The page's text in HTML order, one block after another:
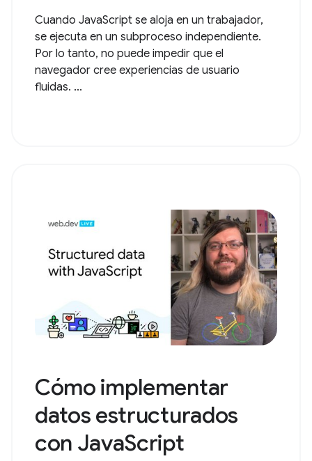
Cuando JavaScript se aloja en un trabajador,
se ejecuta en un subproceso independiente.
Por lo tanto, no puede impedir que el
navegador cree experiencias de usuario
fluidas. ...
Cómo implementar
datos estructurados
con JavaScript